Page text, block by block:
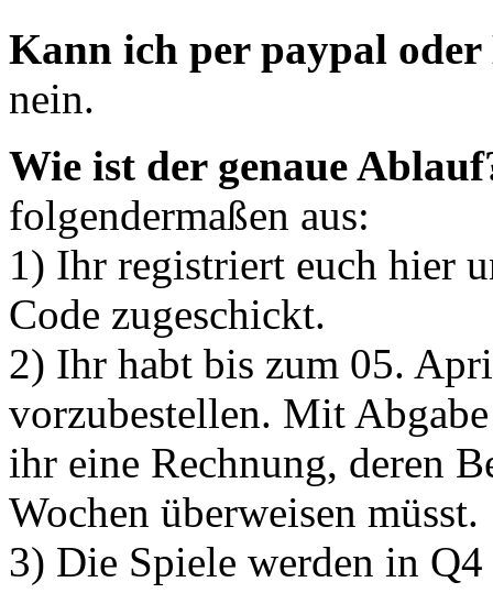
Kann ich per paypal
nein.
Wie ist der genaue
folgendermaßen aus:
1) Ihr registriert euch hier
Code zugeschickt.
2) Ihr habt bis zum 05.
vorzubestellen. Mit
ihr eine Rechnung, deren
Wochen überweisen müsst.
3) Die Spiele werden in